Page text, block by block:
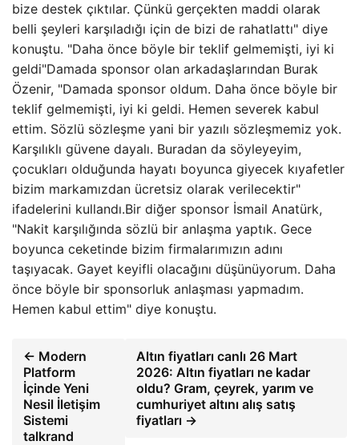
bize destek çıktılar. Çünkü gerçekten maddi olarak
belli şeyleri karşıladığı için de bizi de rahatlattı" diye
konuştu. "Daha önce böyle bir teklif gelmemişti, iyi ki
geldi"Damada sponsor olan arkadaşlarından Burak
Özenir, "Damada sponsor oldum. Daha önce böyle bir
teklif gelmemişti, iyi ki geldi. Hemen severek kabul
ettim. Sözlü sözleşme yani bir yazılı sözleşmemiz yok.
Karşılıklı güvene dayalı. Buradan da söyleyeyim,
çocukları olduğunda hayatı boyunca giyecek kıyafetler
bizim markamızdan ücretsiz olarak verilecektir"
ifadelerini kullandı.Bir diğer sponsor İsmail Anatürk,
"Nakit karşılığında sözlü bir anlaşma yaptık. Gece
boyunca ceketinde bizim firmalarımızın adını
taşıyacak. Gayet keyifli olacağını düşünüyorum. Daha
önce böyle bir sponsorluk anlaşması yapmadım.
Hemen kabul ettim" diye konuştu.
← Modern
Platform
İçinde Yeni
Nesil İletişim
Sistemi
talkrand
Altın fiyatları canlı 26 Mart
2026: Altın fiyatları ne kadar
oldu? Gram, çeyrek, yarım ve
cumhuriyet altını alış satış
fiyatları →